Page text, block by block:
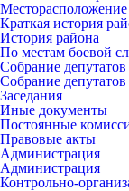
Месторасположение
Краткая история
История района
По местам боевой
Собрание депутатов
Собрание депутатов
Заседания
Иные документы
Постоянные
Правовые акты
Администрация
Администрация
Контрольно-